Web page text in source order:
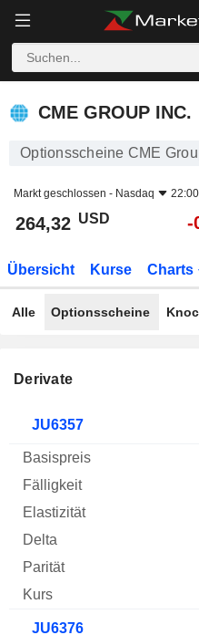
CME GROUP INC.
CME GROUP INC.
Optionsscheine CME
Markt geschlossen - Nasdaq
264,32 USD -
Übersicht Kurse Charts
Alle Optionsscheine
Derivate
JU6357
JU6376